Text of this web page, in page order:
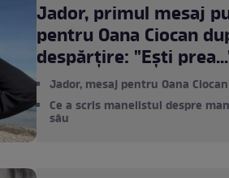
Jador, primul mesaj
pentru Oana Ciocan
despărțire: "Ești
Jador, mesaj pentru Oana Ciocan
Ce a scris manelistul despre
său